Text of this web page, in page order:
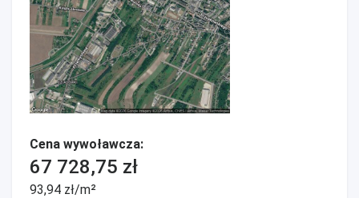
Cena wywoławcza:
67 728,75 zł
93,94 zł/m²